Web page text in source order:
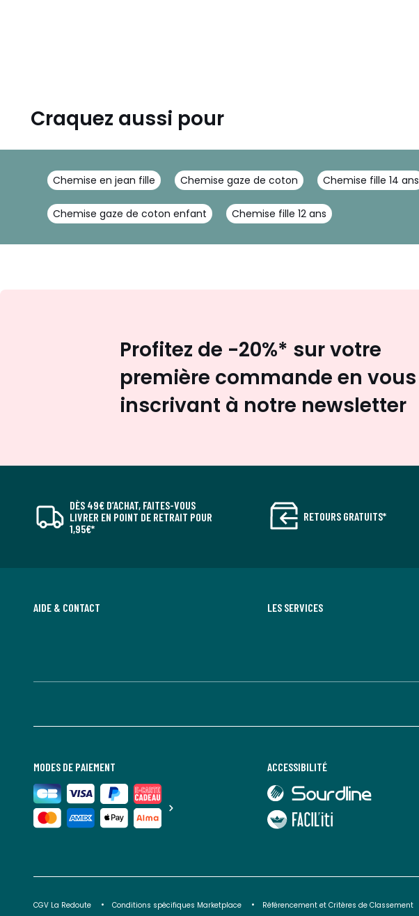
Craquez aussi pour
Chemise en jean fille Chemise gaze de coton Chemise fille 14 ans
Chemise gaze de coton enfant Chemise fille 12 ans
Profitez de -20%* sur votre
première commande en vous
inscrivant à notre newsletter
DÈS 49€ D’ACHAT, FAITES-VOUS
LIVRER EN POINT DE RETRAIT POUR
1,95€*
RETOURS GRATUITS*
AIDE & CONTACT LES SERVICES
MODES DE PAIEMENT ACCESSIBILITÉ
lien
vers
Sourdline
lien
CGV La Redoute Conditions spécifiques Marketplace Référencement et Critères de Classement